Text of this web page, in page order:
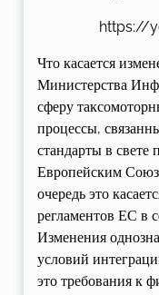
https://
Что касается
Министерства
сферу
процессы,
стандарты в свете
Европейским
очередь это
регламентов ЕС в
Изменения
условий
это требования к